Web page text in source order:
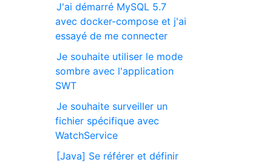
J'ai démarré MySQL 5.7
avec docker-compose et j'ai
essayé de me connecter
Je souhaite utiliser le mode
sombre avec l'application
SWT
Je souhaite surveiller un
fichier spécifique avec
WatchService
[Java] Se référer et définir